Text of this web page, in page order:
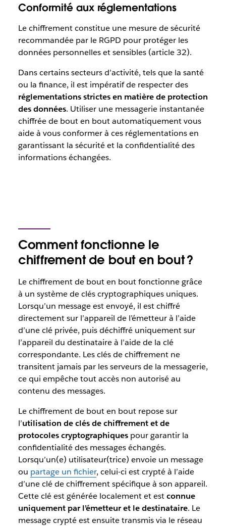
Conformité aux réglementations
Le chiffrement constitue une mesure de sécurité
recommandée par le RGPD pour protéger les
données personnelles et sensibles (article 32).
Dans certains secteurs d’activité, tels que la santé
ou la finance, il est impératif de respecter des
réglementations strictes en matière de protection
des données. Utiliser une messagerie instantanée
chiffrée de bout en bout automatiquement vous
aide à vous conformer à ces réglementations en
garantissant la sécurité et la confidentialité des
informations échangées.
Comment fonctionne le
chiffrement de bout en bout ?
Le chiffrement de bout en bout fonctionne grâce
à un système de clés cryptographiques uniques.
Lorsqu’un message est envoyé, il est chiffré
directement sur l’appareil de l’émetteur à l’aide
d’une clé privée, puis déchiffré uniquement sur
l’appareil du destinataire à l’aide de la clé
correspondante. Les clés de chiffrement ne
transitent jamais par les serveurs de la messagerie,
ce qui empêche tout accès non autorisé au
contenu des messages.
Le chiffrement de bout en bout repose sur
l’utilisation de clés de chiffrement et de
protocoles cryptographiquespour garantir la
confidentialité des messages échangés.
Lorsqu’un(e) utilisateur(trice) envoie un message
ou partage un fichier, celui-ci est crypté à l’aide
d’une clé de chiffrement spécifique à son appareil.
Cette clé est générée localement et estconnue
uniquement par l’émetteur et le destinataire. Le
message crypté est ensuite transmis via le réseau